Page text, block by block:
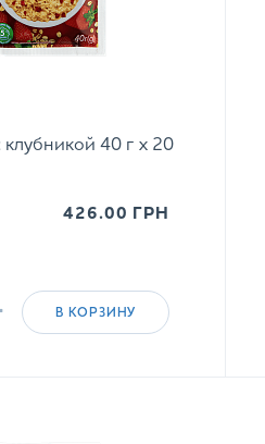
40 г х 20
426.00 ГРН
В КОРЗИНУ